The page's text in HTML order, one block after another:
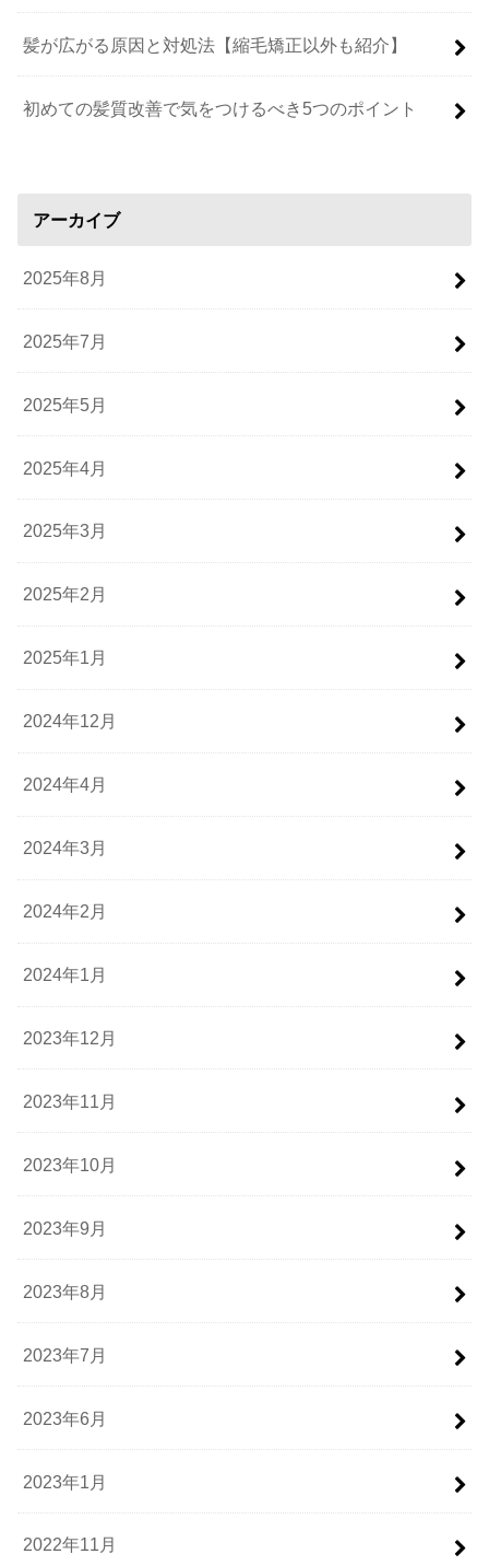
髪が広がる原因と対処法【縮毛矯正以外も紹介】
初めての髪質改善で気をつけるべき5つのポイント
アーカイブ
2025年8月
2025年7月
2025年5月
2025年4月
2025年3月
2025年2月
2025年1月
2024年12月
2024年4月
2024年3月
2024年2月
2024年1月
2023年12月
2023年11月
2023年10月
2023年9月
2023年8月
2023年7月
2023年6月
2023年1月
2022年11月